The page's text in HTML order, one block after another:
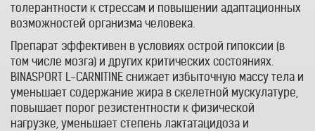
толерантности к стрессам и повышении адаптационных
возможностей организма человека.
Препарат эффективен в условиях острой гипоксии (в
том числе мозга) и других критических состояниях.
BINASPORT L-CARNITINE снижает избыточную массу тела и
уменьшает содержание жира в скелетной мускулатуре,
повышает порог резистентности к физической
нагрузке, уменьшает степень лактатацидоза и